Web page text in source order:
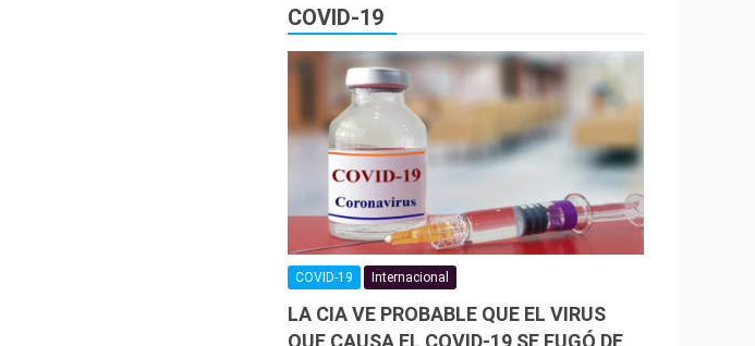
COVID-19
COVID-19 Internacional
LA CIA VE PROBABLE QUE EL VIRUS